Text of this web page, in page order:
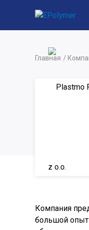
Главная
Компания
большой